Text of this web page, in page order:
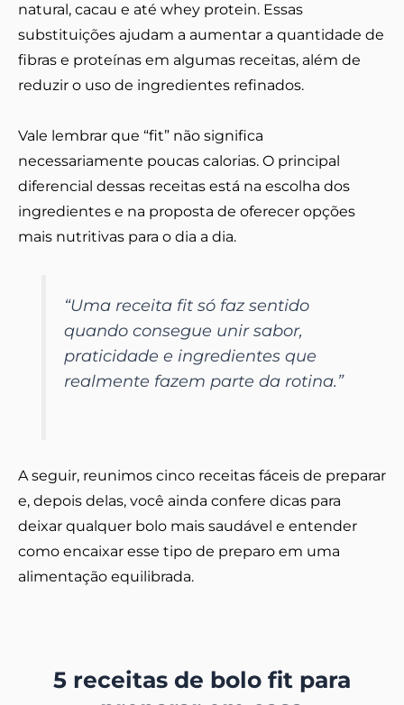
natural, cacau e até whey protein. Essas
substituições ajudam a aumentar a quantidade de
fibras e proteínas em algumas receitas, além de
reduzir o uso de ingredientes refinados.
Vale lembrar que “fit” não significa
necessariamente poucas calorias. O principal
diferencial dessas receitas está na escolha dos
ingredientes e na proposta de oferecer opções
mais nutritivas para o dia a dia.
“Uma receita fit só faz sentido
quando consegue unir sabor,
praticidade e ingredientes que
realmente fazem parte da rotina.”
A seguir, reunimos cinco receitas fáceis de preparar
e, depois delas, você ainda confere dicas para
deixar qualquer bolo mais saudável e entender
como encaixar esse tipo de preparo em uma
alimentação equilibrada.
5 receitas de bolo fit para